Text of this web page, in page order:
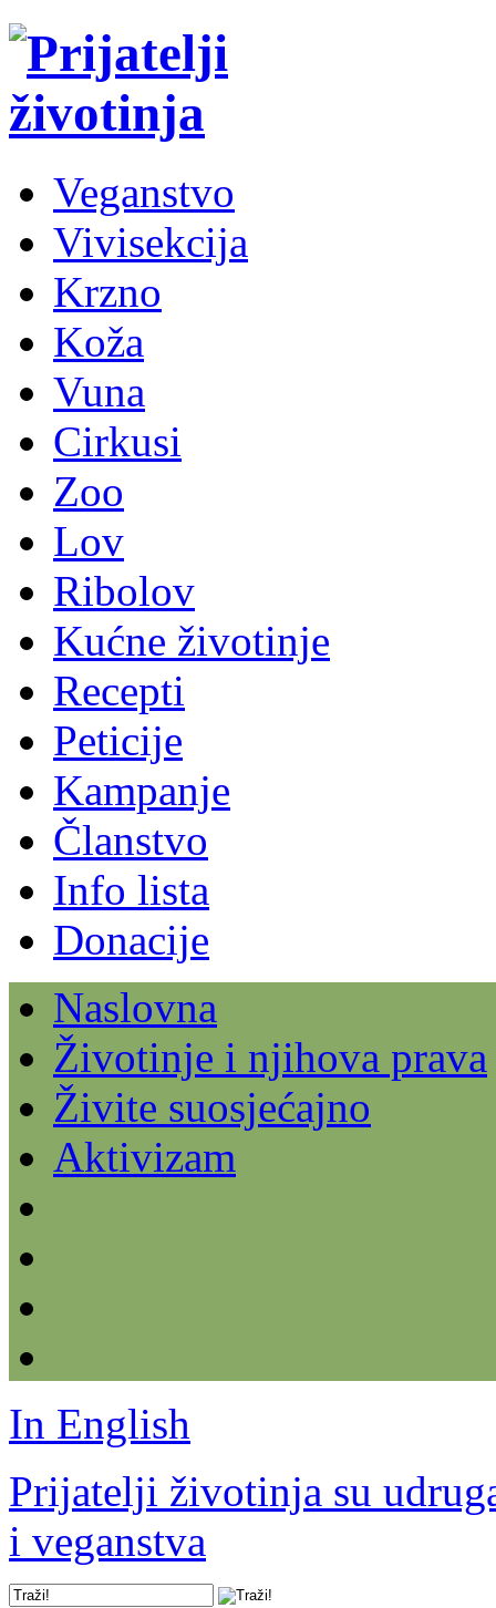
Veganstvo
Vivisekcija
Krzno
Koža
Vuna
Cirkusi
Zoo
Lov
Ribolov
Kućne životinje
Recepti
Peticije
Kampanje
Članstvo
Info lista
Donacije
Naslovna
Životinje i njihova prava
Živite suosjećajno
Aktivizam
In English
Prijatelji životinja su
i veganstva